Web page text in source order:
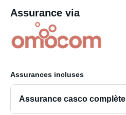
Assurance via
Assurances incluses
Assurance casco complète